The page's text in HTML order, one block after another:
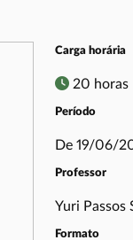
Carga horária
20 horas
Período
De 19/06/
Professor
Yuri Passos
Formato